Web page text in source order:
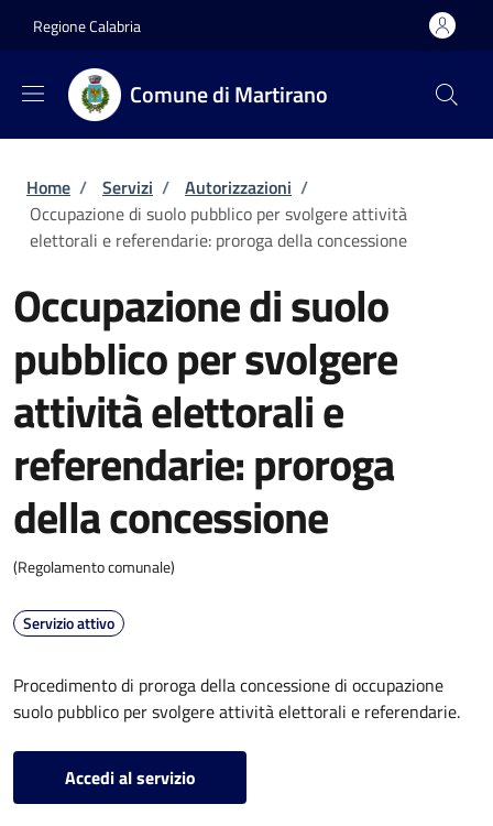
Regione Calabria
Comune di Martirano
Briciole di pane
Home / Servizi / Autorizzazioni /
Occupazione di suolo pubblico per svolgere attività
elettorali e referendarie: proroga della concessione
Occupazione di suolo
pubblico per svolgere
attività elettorali e
referendarie: proroga
della concessione
(Regolamento comunale)
Servizio attivo
Procedimento di proroga della concessione di occupazione
suolo pubblico per svolgere attività elettorali e referendarie.
Accedi al servizio